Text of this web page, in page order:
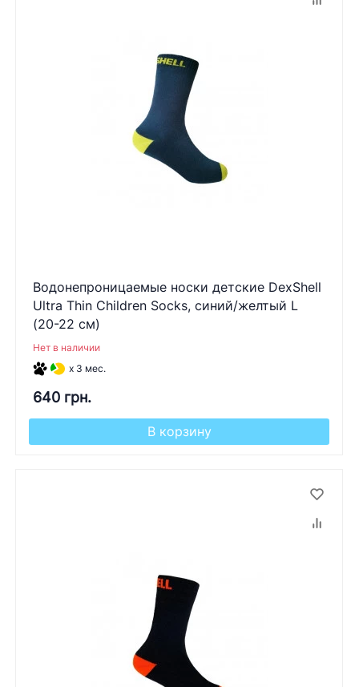
Водонепроницаемые носки детские DexShell
Ultra Thin Children Socks, синий/желтый L
(20-22 см)
Нет в наличии
x 3 мес.
640 грн.
В корзину